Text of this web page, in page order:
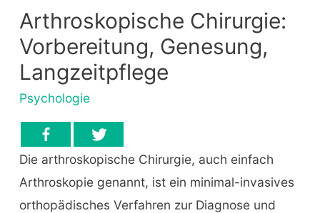
Arthroskopische Chirurgie:
Vorbereitung, Genesung,
Langzeitpflege
Psychologie
Die arthroskopische Chirurgie, auch einfach
Arthroskopie genannt, ist ein minimal-invasives
orthopädisches Verfahren zur Diagnose und